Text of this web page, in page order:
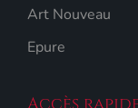
Art Nouveau
Epure
Accès